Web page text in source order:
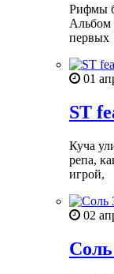
Рифмы
Альбом
первых
01
ST
Куча
репа,
игрой,
02